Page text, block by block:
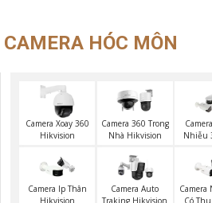
CAMERA HÓC MÔN
Camera Xoay 360
Hikvision
Camera 360 Trong
Nhà Hikvision
Nhiễu
Camera Ip Thân
Camera Auto
Camera